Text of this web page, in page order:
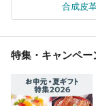
合成皮
特集・キャンペー